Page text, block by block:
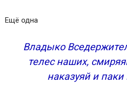
Ещё одна
Владыко
телес наших,
наказуяй и